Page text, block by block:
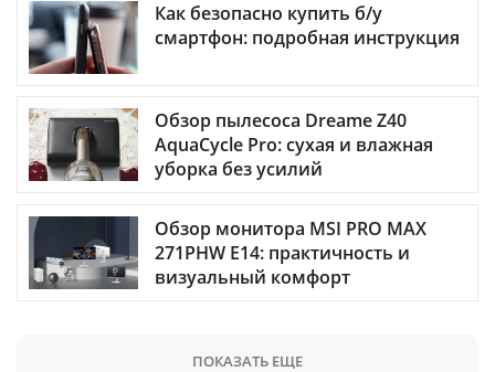
Как безопасно купить б/у
смартфон: подробная инструкция
Обзор пылесоса Dreame Z40
AquaCycle Pro: сухая и влажная
уборка без усилий
Обзор монитора MSI PRO MAX
271PHW E14: практичность и
визуальный комфорт
ПОКАЗАТЬ ЕЩЕ